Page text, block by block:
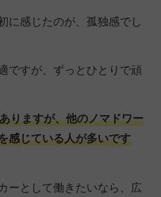
に感じたのが、孤独感でし
ですが、ずっとひとりで頑
りますが、他のノマドワー
感じている人が多いです
ーとして働きたいなら、広